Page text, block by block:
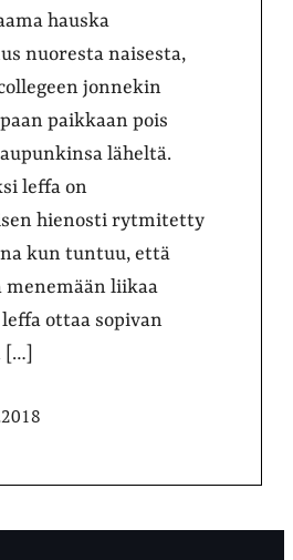
hauska
nuoresta naisesta,
jonnekin
paikkaan pois
läheltä.
leffa on
hienosti rytmitetty
kun tuntuu, että
menemään liikaa
ottaa sopivan
[…]